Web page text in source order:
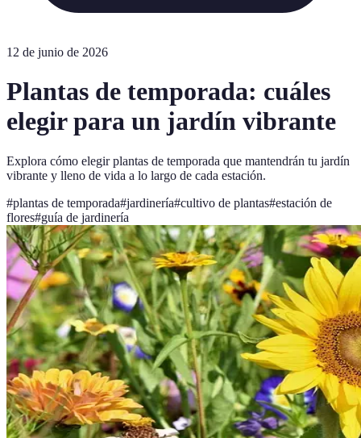
12 de junio de 2026
Plantas de temporada: cuáles
elegir para un jardín vibrante
Explora cómo elegir plantas de temporada que mantendrán tu jardín
vibrante y lleno de vida a lo largo de cada estación.
#plantas de temporada#jardinería#cultivo de plantas#estación de
flores#guía de jardinería